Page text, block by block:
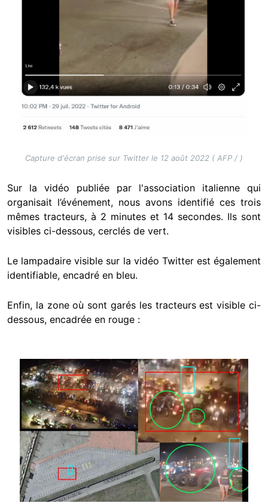
Capture d'écran prise sur Twitter le 12 août 2022 ( AFP / )
Sur la vidéo publiée par l'association italienne qui
organisait l’événement, nous avons identifié ces trois
mêmes tracteurs, à 2 minutes et 14 secondes. Ils sont
visibles ci-dessous, cerclés de vert.
Le lampadaire visible sur la vidéo Twitter est également
identifiable, encadré en bleu.
Enfin, la zone où sont garés les tracteurs est visible ci-
dessous, encadrée en rouge :
Image